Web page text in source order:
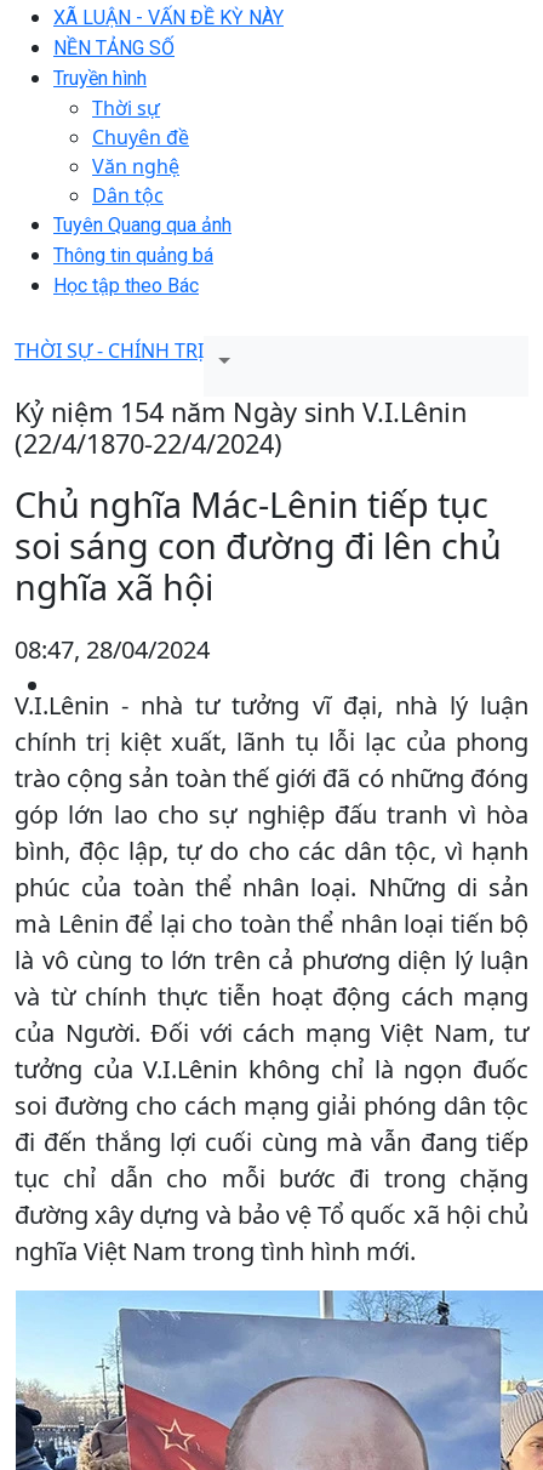
XÃ LUẬN - VẤN ĐỀ KỲ NÀY
NỀN TẢNG SỐ
Truyền hình
Thời sự
Chuyên đề
Văn nghệ
Dân tộc
Tuyên Quang qua ảnh
Thông tin quảng bá
Học tập theo Bác
THỜI SỰ - CHÍNH TRỊ
Kỷ niệm 154 năm Ngày sinh V.I.Lênin
(22/4/1870-22/4/2024)
Chủ nghĩa Mác-Lênin tiếp tục
soi sáng con đường đi lên chủ
nghĩa xã hội
08:47, 28/04/2024
V.I.Lênin - nhà tư tưởng vĩ đại, nhà lý luận
chính trị kiệt xuất, lãnh tụ lỗi lạc của phong
trào cộng sản toàn thế giới đã có những đóng
góp lớn lao cho sự nghiệp đấu tranh vì hòa
bình, độc lập, tự do cho các dân tộc, vì hạnh
phúc của toàn thể nhân loại. Những di sản
mà Lênin để lại cho toàn thể nhân loại tiến bộ
là vô cùng to lớn trên cả phương diện lý luận
và từ chính thực tiễn hoạt động cách mạng
của Người. Ðối với cách mạng Việt Nam, tư
tưởng của V.I.Lênin không chỉ là ngọn đuốc
soi đường cho cách mạng giải phóng dân tộc
đi đến thắng lợi cuối cùng mà vẫn đang tiếp
tục chỉ dẫn cho mỗi bước đi trong chặng
đường xây dựng và bảo vệ Tổ quốc xã hội chủ
nghĩa Việt Nam trong tình hình mới.